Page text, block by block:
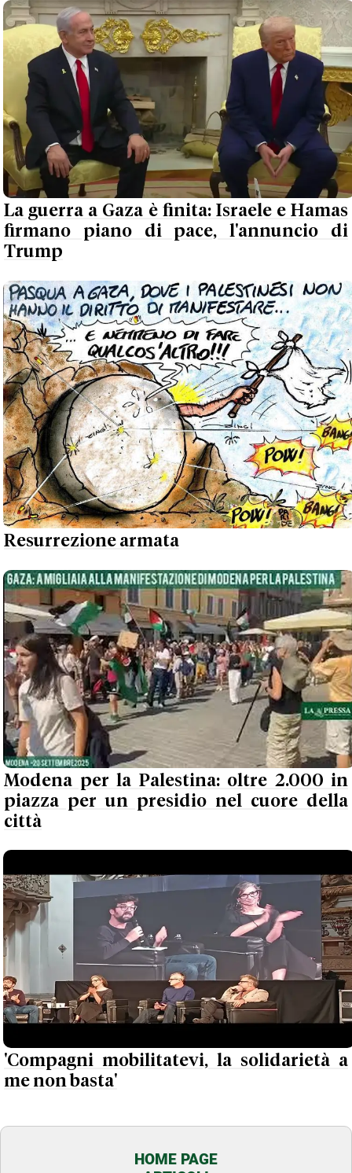
La guerra a Gaza è finita: Israele e Hamas
firmano piano di pace, l'annuncio di
Trump
Resurrezione armata
Modena per la Palestina: oltre 2.000 in
piazza per un presidio nel cuore della
città
'Compagni mobilitatevi, la solidarietà a
me non basta'
HOME PAGE